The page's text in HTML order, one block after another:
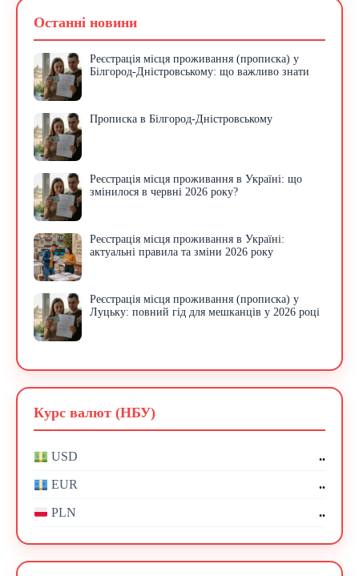
Останні новини
Реєстрація місця проживання (прописка) у
Білгород-Дністровському: що важливо знати
Прописка в Білгород-Дністровському
Реєстрація місця проживання в Україні: що
змінилося в червні 2026 року?
Реєстрація місця проживання в Україні:
актуальні правила та зміни 2026 року
Реєстрація місця проживання (прописка) у
Луцьку: повний гід для мешканців у 2026 році
Курс валют (НБУ)
USD ..
EUR ..
PLN ..